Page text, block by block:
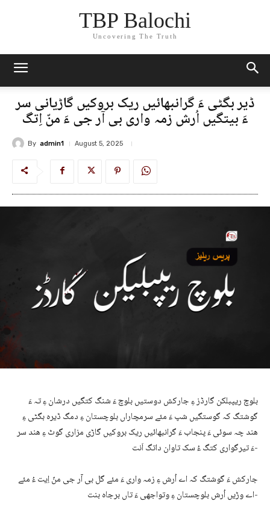
TBP Balochi
Uncovering The Truth
ڈیر بگٹی ءَ گرانبھائیں ریک بروکیں گاڑیانی سر
ءَ بیتگیں اُرش زمہ واری بی آر جی ءَ منّ اِتگ
By admin1 August 5, 2025
بلوچ ریپبلکن گارڈز ءِ جارکش دوستیں بلوچ ءَ شنگ کتگیں درشان ءِ تہ ءَ
گوشتگ کہ گوستگیں شپ ءَ مئے سرمچاراں بلوچستان ءِ دمگ ڈیرہ بگٹی ءِ
ھند چہ سوئی ءَ پنجاب ءَ گرانبھائیں ریک بروکیں گاڑی مزاری گوٹ ءِ ھند سر
ءَ تیرگواری کتگ ءُ سک تاوان داتگ اَنت-
جارکش ءَ گوشتگ کہ اے اُرش ءِ زمہ واری ءَ مئے گل بی آر جی منّ اِیت ءُ مئے
اے وڑیں اُرش بلوچستان ءِ وتواجھی ءَ تاں برجاہ بنت-